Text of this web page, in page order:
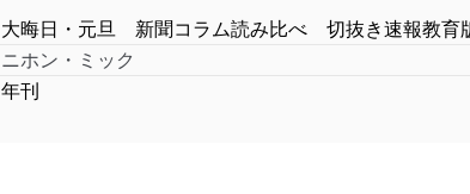
大晦日・元旦 新聞コラム読み比べ 切抜き速報教育
ニホン・ミック
年刊